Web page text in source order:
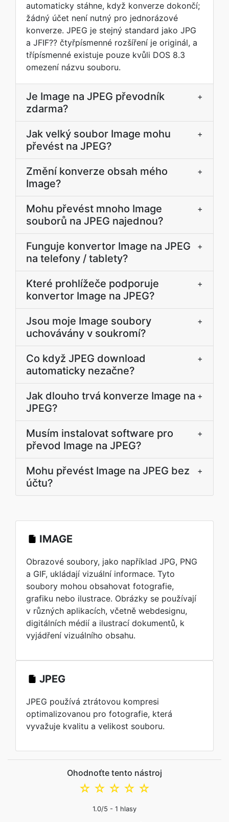
automaticky stáhne, když konverze dokončí;
žádný účet není nutný pro jednorázové
konverze. JPEG je stejný standard jako JPG
a JFIF?? čtyřpísmenné rozšíření je originál, a
třípísmenné existuje pouze kvůli DOS 8.3
omezení názvu souboru.
Je Image na JPEG převodník
zdarma?
+
Jak velký soubor Image mohu
převést na JPEG?
+
Změní konverze obsah mého
Image?
+
Mohu převést mnoho Image
souborů na JPEG najednou?
+
Funguje konvertor Image na JPEG
na telefony / tablety?
+
Které prohlížeče podporuje
konvertor Image na JPEG?
+
Jsou moje Image soubory
uchovávány v soukromí?
+
Co když JPEG download
automaticky nezačne?
+
Jak dlouho trvá konverze Image na
JPEG?
+
Musím instalovat software pro
převod Image na JPEG?
+
Mohu převést Image na JPEG bez
účtu?
+
IMAGE
Obrazové soubory, jako například JPG, PNG
a GIF, ukládají vizuální informace. Tyto
soubory mohou obsahovat fotografie,
grafiku nebo ilustrace. Obrázky se používají
v různých aplikacích, včetně webdesignu,
digitálních médií a ilustrací dokumentů, k
vyjádření vizuálního obsahu.
JPEG
JPEG používá ztrátovou kompresi
optimalizovanou pro fotografie, která
vyvažuje kvalitu a velikost souboru.
Ohodnoťte tento nástroj
☆
☆
☆
☆
☆
1.0/5 - 1 hlasy